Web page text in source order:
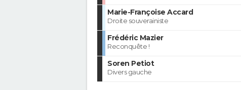
Marie-Françoise Accard
Droite souverainiste
Frédéric Mazier
Reconquête !
Soren Petiot
Divers gauche